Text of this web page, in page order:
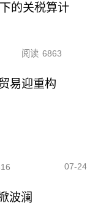
的关税算计
阅读 6863
易迎重构
07-24
波澜